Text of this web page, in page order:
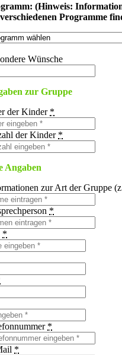
(Hinweis:
Programme
Wünsche
zur Gruppe
der Kinder *
der Kinder *
Angaben
zur Art der Gruppe
*
*
*
*